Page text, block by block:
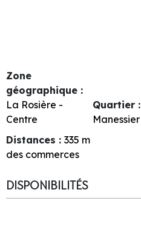
Zone
géographique :
La Rosière -
Centre
Quartier :
Manessier
Distances : 335 m
des commerces
DISPONIBILITÉS